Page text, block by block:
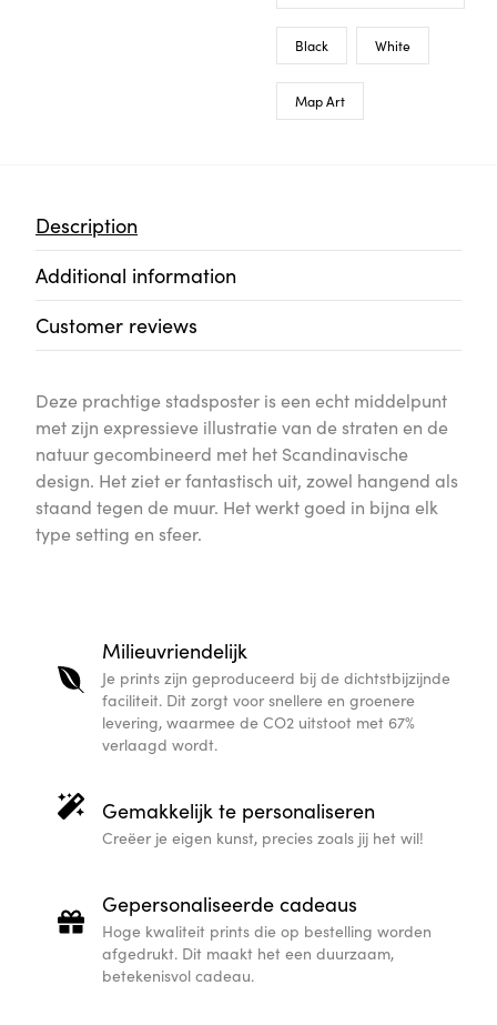
Black White
Map Art
Description
Additional information
Customer reviews
Deze prachtige stadsposter is een echt middelpunt
met zijn expressieve illustratie van de straten en de
natuur gecombineerd met het Scandinavische
design. Het ziet er fantastisch uit, zowel hangend als
staand tegen de muur. Het werkt goed in bijna elk
type setting en sfeer.
Milieuvriendelijk
Je prints zijn geproduceerd bij de dichtstbijzijnde
faciliteit. Dit zorgt voor snellere en groenere
levering, waarmee de CO2 uitstoot met 67%
verlaagd wordt.
Gemakkelijk te personaliseren
Creëer je eigen kunst, precies zoals jij het wil!
Gepersonaliseerde cadeaus
Hoge kwaliteit prints die op bestelling worden
afgedrukt. Dit maakt het een duurzaam,
betekenisvol cadeau.